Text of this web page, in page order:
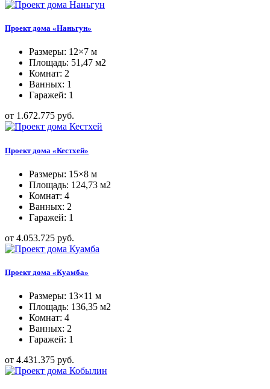
Проект дома «Наньгун»
Размеры: 12×7 м
Площадь: 51,47 м2
Комнат: 2
Ванных: 1
Гаражей: 1
от 1.672.775 руб.
Проект дома «Кестхей»
Размеры: 15×8 м
Площадь: 124,73 м2
Комнат: 4
Ванных: 2
Гаражей: 1
от 4.053.725 руб.
Проект дома «Куамба»
Размеры: 13×11 м
Площадь: 136,35 м2
Комнат: 4
Ванных: 2
Гаражей: 1
от 4.431.375 руб.